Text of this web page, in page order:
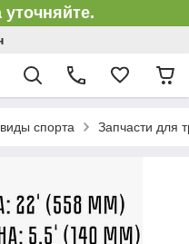
спорта Запчасти для